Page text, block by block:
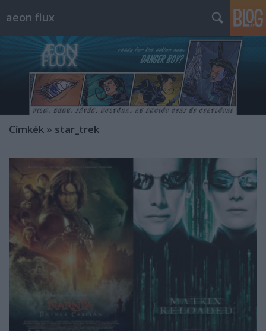
aeon flux
Címkék » star_trek